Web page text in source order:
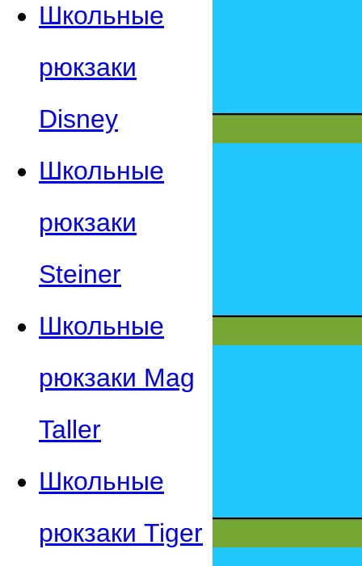
Школьные
рюкзаки
Disney
Школьные
рюкзаки
Steiner
Школьные
рюкзаки Mag
Taller
Школьные
рюкзаки Tiger